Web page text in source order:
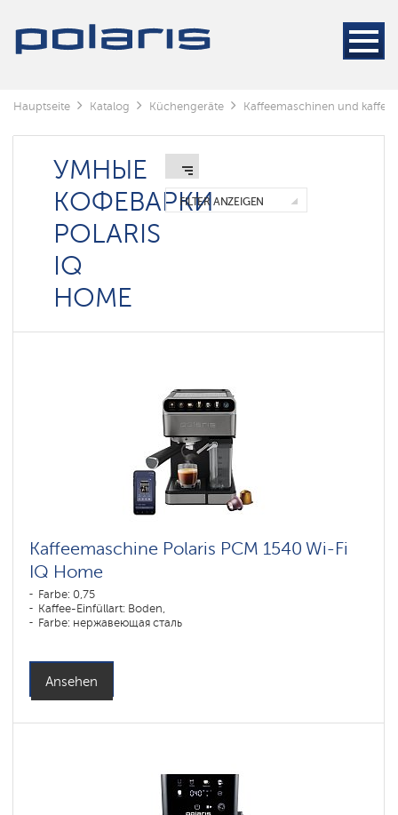
Hauptseite Katalog Küchengeräte Kaffeemaschinen und
УМНЫЕ
КОФЕВАРКИ
POLARIS
IQ
HOME
FILTER ANZEIGEN
Kaffeemaschine Polaris PCM 1540 Wi-Fi
IQ Home
Farbe: 0,75
Kaffee-Einfüllart: Boden,
Farbe: нержавеющая сталь
Ansehen
Кофемашины
Kaffeemaschinen
Рожковые
кофеварки
Капсульные
кофеварки
кофеварки